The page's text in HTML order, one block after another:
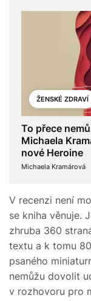
ŽENSKÉ ZDRAVÍ
To přece
Michaela
nové Heroine
Michaela Kramárová
V recenzi není
se kniha věnuje.
zhruba 360
textu a k tomu
psaného
nemůžu dovolit
v rozhovoru pro